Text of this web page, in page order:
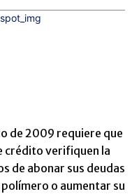
de 2009 requiere que
crédito verifiquen la
de abonar sus deudas
o aumentar su